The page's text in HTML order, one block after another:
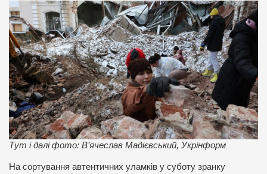
Тут і далі фото: В’ячеслав Мадієвський, Укрінформ
На сортування автентичних уламків у суботу зранку